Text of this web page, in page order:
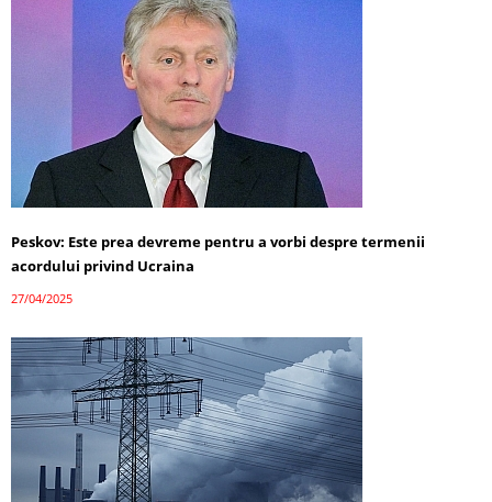
Peskov: Este prea devreme pentru a vorbi despre termenii
acordului privind Ucraina
27/04/2025